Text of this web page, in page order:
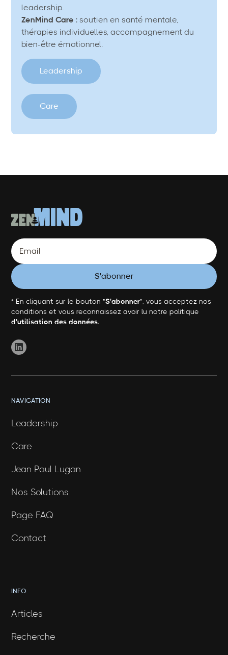
leadership.
ZenMind Care : soutien en santé mentale,
thérapies individuelles, accompagnement du
bien-être émotionnel.
Leadership
Care
* En cliquant sur le bouton "S'abonner", vous acceptez nos
conditions et vous reconnaissez avoir lu notre politique
d'utilisation des données.
NAVIGATION
Leadership
Care
Jean Paul Lugan
Nos Solutions
Page FAQ
Contact
INFO
Articles
Recherche